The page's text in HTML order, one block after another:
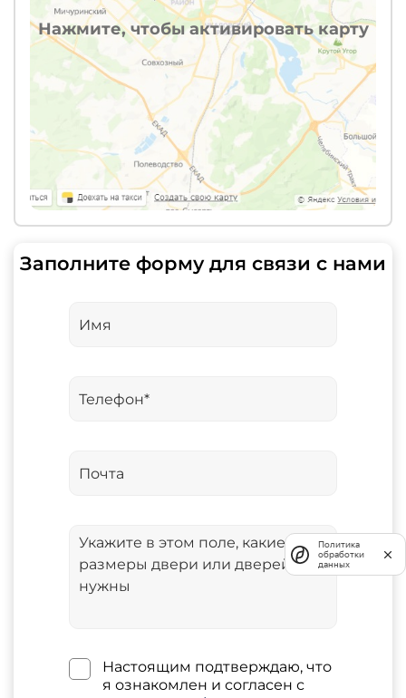
Нажмите, чтобы активировать карту
Заполните форму для связи с нами
Настоящим подтверждаю, что
я ознакомлен и согласен с
Политика
обработки
данных